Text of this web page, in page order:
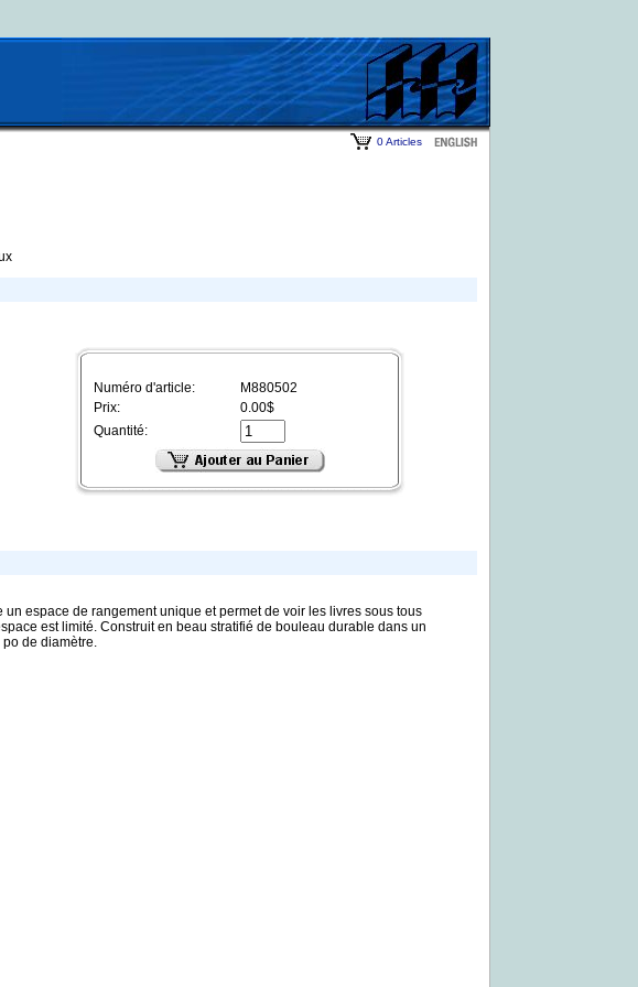
0 Articles
Numéro d'article:
M880502
Prix:
0.00$
Quantité:
espace de rangement unique et permet de voir les livres sous tous
est limité. Construit en beau stratifié de bouleau durable dans un
de diamètre.